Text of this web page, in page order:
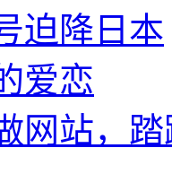
迫降日本
爱恋
网站，